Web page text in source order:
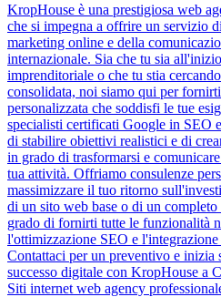
KropHouse è una prestigiosa web
che si impegna a offrire un servizio
marketing online e della
internazionale. Sia che tu sia
imprenditoriale o che tu stia
consolidata, noi siamo qui per
personalizzata che soddisfi le tue
specialisti certificati Google in SEO
di stabilire obiettivi realistici e di
in grado di trasformarsi e
tua attività. Offriamo consulenze
massimizzare il tuo ritorno
di un sito web base o di un
grado di fornirti tutte le funzionalità
l'ottimizzazione SEO e
Contattaci per un preventivo e inizia
successo digitale con KropHouse a
Siti internet web agency